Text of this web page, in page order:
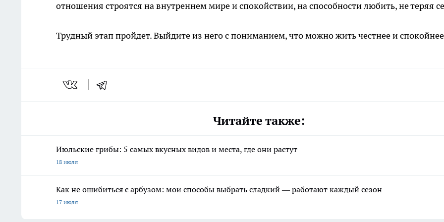
отношения строятся на внутреннем мире и спокойствии, на способности любить, не теряя
Трудный этап пройдет. Выйдите из него с пониманием, что можно жить честнее и
Читайте также:
Июльские грибы: 5 самых вкусных видов и места, где они растут
18 июля
Как не ошибиться с арбузом: мои способы выбрать сладкий — работают каждый сезон
17 июля